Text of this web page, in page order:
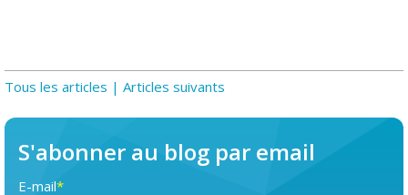
Tous les articles | Articles suivants
S'abonner au blog par email
E-mail*